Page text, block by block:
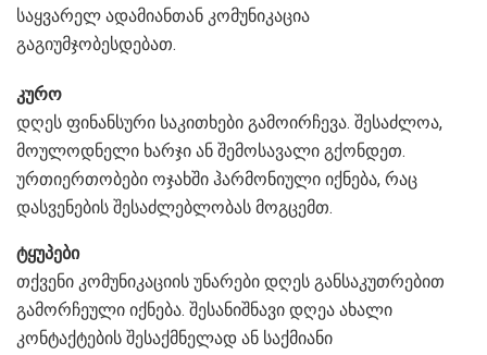
საყვარელ ადამიანთან კომუნიკაცია
გაგიუმჯობესდებათ.
კურო
დღეს ფინანსური საკითხები გამოირჩევა. შესაძლოა,
მოულოდნელი ხარჯი ან შემოსავალი გქონდეთ.
ურთიერთობები ოჯახში ჰარმონიული იქნება, რაც
დასვენების შესაძლებლობას მოგცემთ.
ტყუპები
თქვენი კომუნიკაციის უნარები დღეს განსაკუთრებით
გამორჩეული იქნება. შესანიშნავი დღეა ახალი
კონტაქტების შესაქმნელად ან საქმიანი